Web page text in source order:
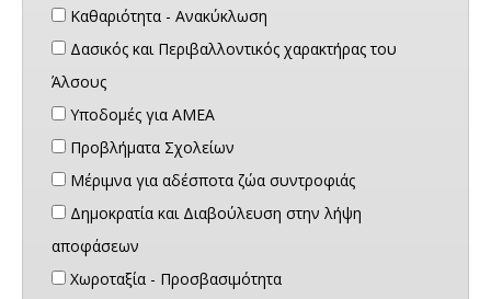
Καθαριότητα - Ανακύκλωση
Δασικός και Περιβαλλοντικός χαρακτήρας του
Άλσους
Υποδομές για ΑΜΕΑ
Προβλήματα Σχολείων
Μέριμνα για αδέσποτα ζώα συντροφιάς
Δημοκρατία και Διαβούλευση στην λήψη
αποφάσεων
Χωροταξία - Προσβασιμότητα